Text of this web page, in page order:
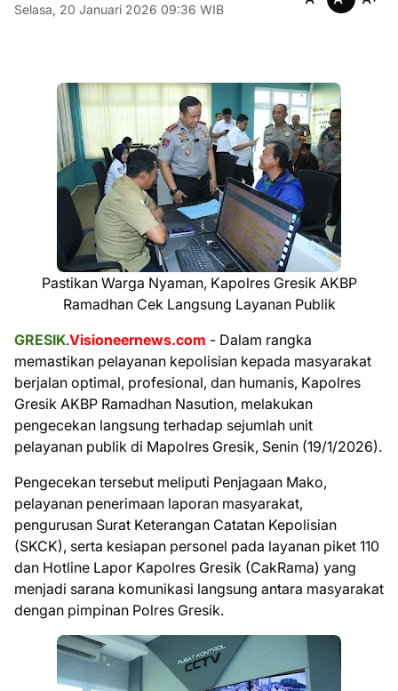
Selasa, 20 Januari 2026 09:36 WIB
Pastikan Warga Nyaman, Kapolres Gresik AKBP
Ramadhan Cek Langsung Layanan Publik
GRESIK.Visioneernews.com - Dalam rangka
memastikan pelayanan kepolisian kepada masyarakat
berjalan optimal, profesional, dan humanis, Kapolres
Gresik AKBP Ramadhan Nasution, melakukan
pengecekan langsung terhadap sejumlah unit
pelayanan publik di Mapolres Gresik, Senin (19/1/2026).
Pengecekan tersebut meliputi Penjagaan Mako,
pelayanan penerimaan laporan masyarakat,
pengurusan Surat Keterangan Catatan Kepolisian
(SKCK), serta kesiapan personel pada layanan piket 110
dan Hotline Lapor Kapolres Gresik (CakRama) yang
menjadi sarana komunikasi langsung antara masyarakat
dengan pimpinan Polres Gresik.